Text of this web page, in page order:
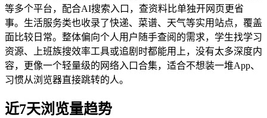
等多个平台，配合AI搜索入口，查资料比单独开网页更省
事。生活服务类也收录了快递、菜谱、天气等实用站点，覆盖
面比较日常。整体偏向个人用户随手查阅的需求，学生找学习
资源、上班族搜效率工具或追剧时都能用上，没有太多深度内
容，更像一个轻量级的网络入口合集，适合不想装一堆App、
习惯从浏览器直接跳转的人。
近7天浏览量趋势